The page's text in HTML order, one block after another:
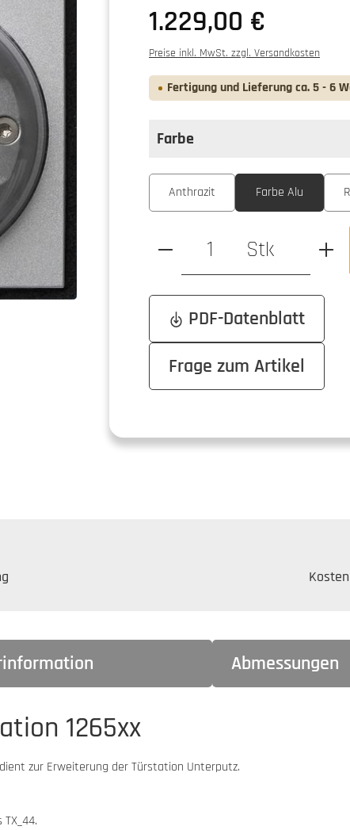
Regulärer Preis:
1.229,00 €
Preise inkl. MwSt. zzgl. Versandkosten
Fertigung und Lieferung ca. 5 - 6
Farbe
Farbeauswählen
Anthrazit Farbe Alu
Produkt Anzahl: Gib
Stk
PDF-Datenblatt
Frage zum Artikel
Abmessungen
1265xx
zur Erweiterung der Türstation Unterputz.